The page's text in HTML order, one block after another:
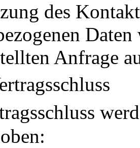
des
Anfrage